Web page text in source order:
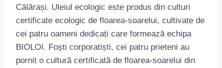
Călărași. Uleiul ecologic este produs din culturi
certificate ecologic de floarea-soarelui, cultivate de
cei patru oameni dedicați care formează echipa
BIOLOI. Foști corporatiști, cei patru prieteni au
pornit o cultură certificată de floarea-soarelui din